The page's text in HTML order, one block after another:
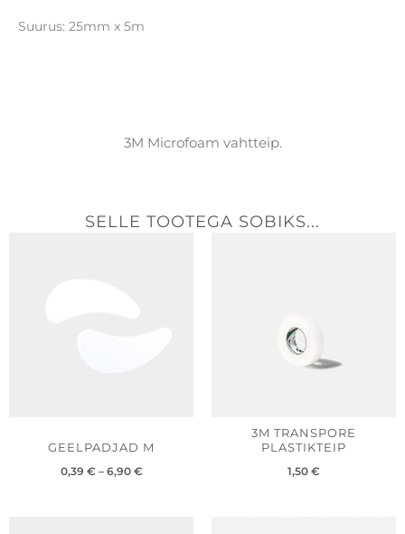
Suurus: 25mm x 5m
3M Microfoam vahtteip.
SELLE TOOTEGA SOBIKS...
GEELPADJAD M
0,39 € – 6,90 €
3M TRANSPORE
PLASTIKTEIP
1,50 €